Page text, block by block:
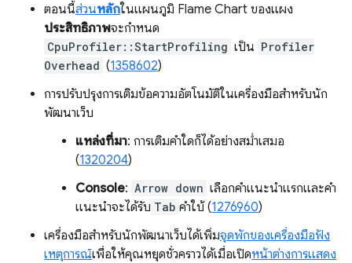
ตอนนี้ส่วนหลักในแผนภูมิ Flame Chart ของแผง
ประสิทธิภาพจะกำหนด
CpuProfiler::StartProfiling เป็น Profiler
Overhead (1358602)
การปรับปรุงการเติมข้อความอัตโนมัติในเครื่องมือสำหรับนัก
พัฒนาเว็บ
แหล่งที่มา: การเติมคำใดก็ได้อย่างสม่ำเสมอ
(1320204)
Console: Arrow down เลือกคำแนะนำแรกและคำ
แนะนำจะได้รับ Tab คำใบ้ (1276960)
เครื่องมือสำหรับนักพัฒนาเว็บได้เพิ่มจุดพักของเครื่องมือฟัง
เหตุการณ์เพื่อให้คุณหยุดชั่วคราวได้เมื่อเปิดหน้าต่างการแสดง